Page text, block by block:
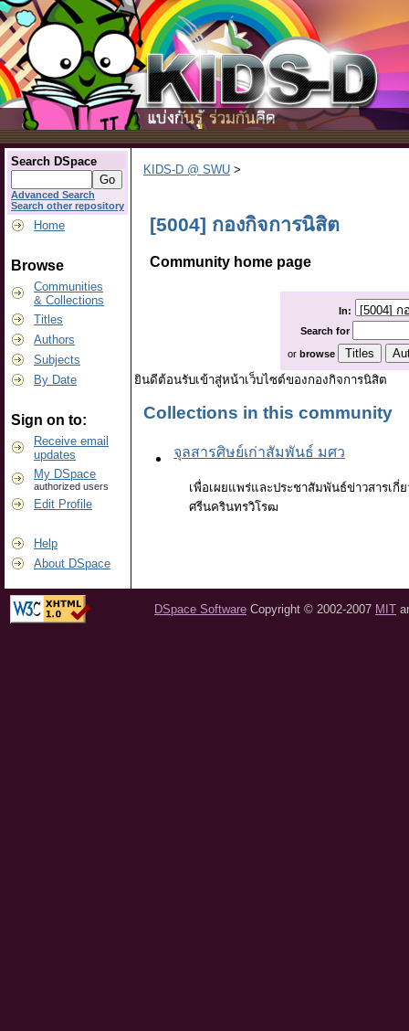
Search DSpace
Advanced Search
Search other repository
Home
Browse
Communities
& Collections
Titles
Authors
Subjects
By Date
Sign on to:
Receive email
updates
My DSpace
authorized users
Edit Profile
Help
About DSpace
KIDS-D @ SWU >
[5004] กองกิจการนิสิต
Community home page
In:
Search for
or browse
ยินดีต้อนรับเข้าสู่หน้าเว็บไซต์ของกองกิจการนิสิต
Collections in this community
จุลสารศิษย์เก่าสัมพันธ์ มศว
เพื่อเผยแพร่และประชาสัมพันธ์ข่าวสารเกี่
ศรีนครินทรวิโรฒ
DSpace Software Copyright © 2002-2007 MIT